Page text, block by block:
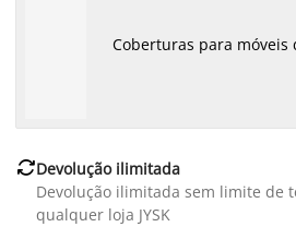
Coberturas para móveis
Devolução ilimitada
Devolução ilimitada sem limite de
qualquer loja JYSK